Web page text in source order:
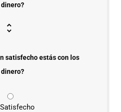
satisfecho estás con los